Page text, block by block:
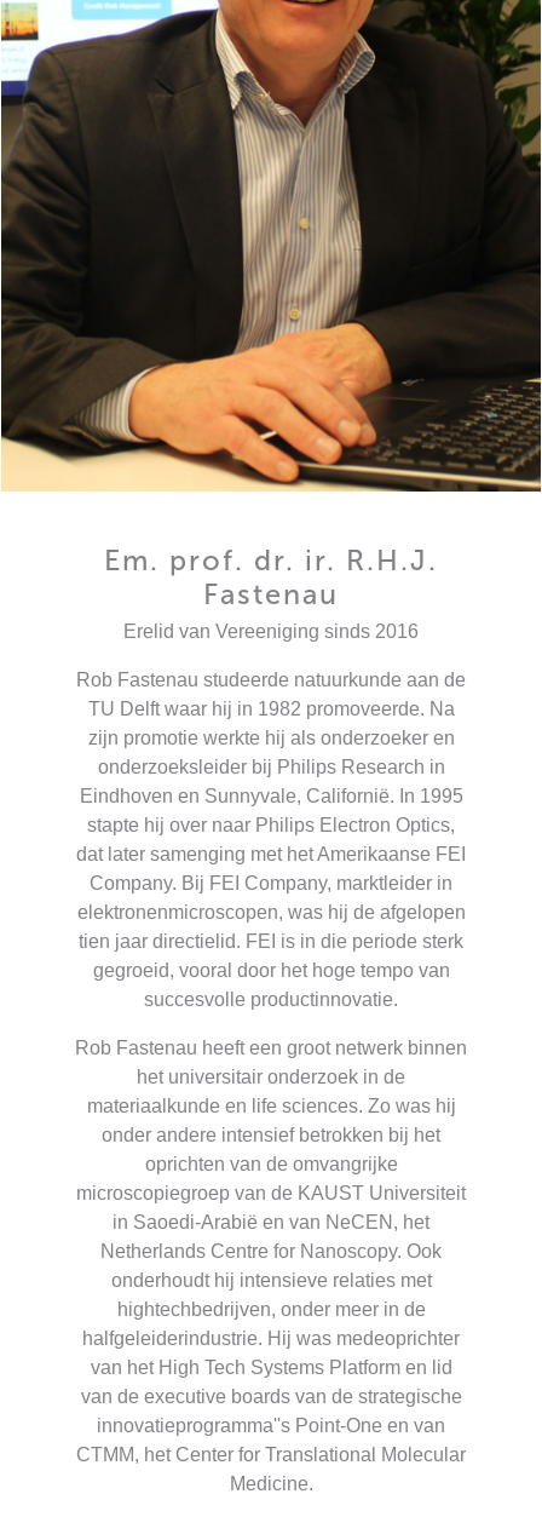
Em. prof. dr. ir. R.H.J.
Fastenau
Erelid van Vereeniging sinds 2016
Rob Fastenau studeerde natuurkunde aan de
TU Delft waar hij in 1982 promoveerde. Na
zijn promotie werkte hij als onderzoeker en
onderzoeksleider bij Philips Research in
Eindhoven en Sunnyvale, Californië. In 1995
stapte hij over naar Philips Electron Optics,
dat later samenging met het Amerikaanse FEI
Company. Bij FEI Company, marktleider in
elektronenmicroscopen, was hij de afgelopen
tien jaar directielid. FEI is in die periode sterk
gegroeid, vooral door het hoge tempo van
succesvolle productinnovatie.
Rob Fastenau heeft een groot netwerk binnen
het universitair onderzoek in de
materiaalkunde en life sciences. Zo was hij
onder andere intensief betrokken bij het
oprichten van de omvangrijke
microscopiegroep van de KAUST Universiteit
in Saoedi-Arabië en van NeCEN, het
Netherlands Centre for Nanoscopy. Ook
onderhoudt hij intensieve relaties met
hightechbedrijven, onder meer in de
halfgeleiderindustrie. Hij was medeoprichter
van het High Tech Systems Platform en lid
van de executive boards van de strategische
innovatieprogramma''s Point-One en van
CTMM, het Center for Translational Molecular
Medicine.